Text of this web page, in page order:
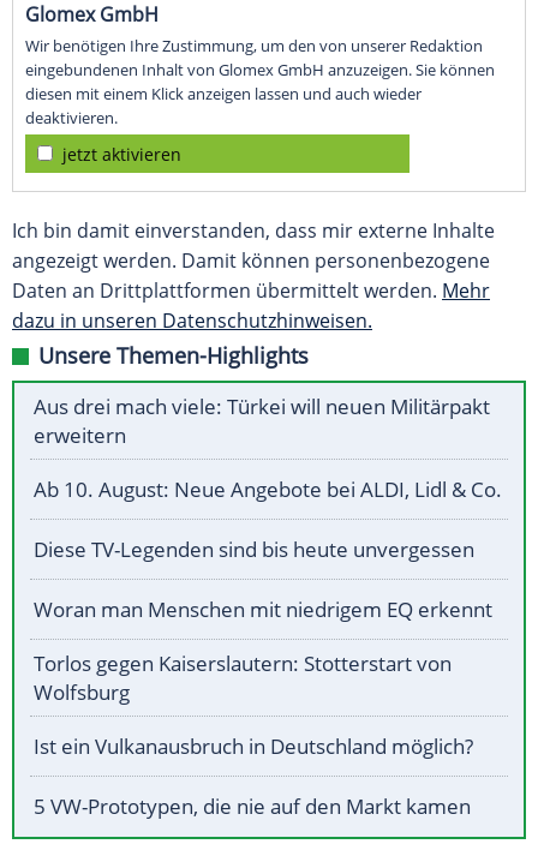
Glomex GmbH
Wir benötigen Ihre Zustimmung, um den von unserer Redaktion
eingebundenen Inhalt von Glomex GmbH anzuzeigen. Sie können
diesen mit einem Klick anzeigen lassen und auch wieder
deaktivieren.
jetzt aktivieren
Ich bin damit einverstanden, dass mir externe Inhalte
angezeigt werden. Damit können personenbezogene
Daten an Drittplattformen übermittelt werden. Mehr
dazu in unseren Datenschutzhinweisen.
Unsere Themen-Highlights
Aus drei mach viele: Türkei will neuen Militärpakt
erweitern
Ab 10. August: Neue Angebote bei ALDI, Lidl & Co.
Diese TV-Legenden sind bis heute unvergessen
Woran man Menschen mit niedrigem EQ erkennt
Torlos gegen Kaiserslautern: Stotterstart von
Wolfsburg
Ist ein Vulkanausbruch in Deutschland möglich?
5 VW-Prototypen, die nie auf den Markt kamen